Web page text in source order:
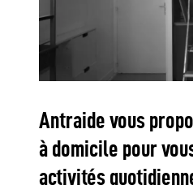
Antraide vous
à domicile pour
activités